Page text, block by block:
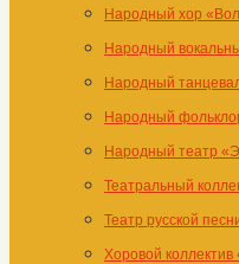
Народный хор
Народный
Народный
Народный
Народный театр
Театральный
Театр русской
Хоровой коллектив